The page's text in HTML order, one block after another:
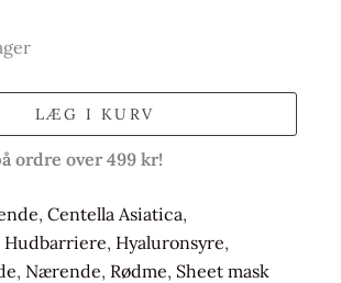
LÆG I KURV
ordre over 499 kr!
, Centella Asiatica,
Hudbarriere, Hyaluronsyre,
, Nærende, Rødme, Sheet mask